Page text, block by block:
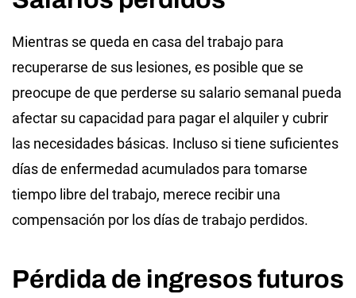
Mientras se queda en casa del trabajo para
recuperarse de sus lesiones, es posible que se
preocupe de que perderse su salario semanal pueda
afectar su capacidad para pagar el alquiler y cubrir
las necesidades básicas. Incluso si tiene suficientes
días de enfermedad acumulados para tomarse
tiempo libre del trabajo, merece recibir una
compensación por los días de trabajo perdidos.
Pérdida de ingresos futuros